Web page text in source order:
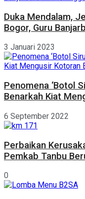
Duka Mendalam,
Bogor, Guru
3 Januari 2023
Penomena ‘Botol
Benarkah Kiat
6 September 2022
Perbaikan
Pemkab Tanbu
0